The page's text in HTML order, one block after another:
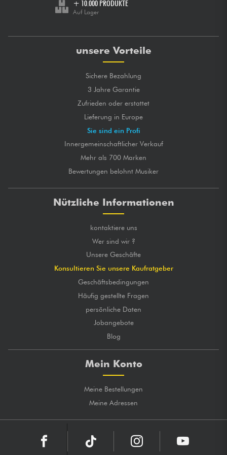
+ 10.000 PRODUKTE
Auf Lager
unsere Vorteile
Sichere Bezahlung
3 Jahre Garantie
Zufrieden oder erstattet
Lieferung in Europe
Sie sind ein Profi
Innergemeinschaftlicher Verkauf
Mehr als 700 Marken
Bewertungen belohnt Musiker
Nützliche Informationen
kontaktiere uns
Wer sind wir ?
Unsere Geschäfte
Konsultieren Sie unsere Kaufratgeber
Geschäftsbedingungen
Häufig gestellte Fragen
persönliche Daten
Jobangebote
Blog
Mein Konto
Meine Bestellungen
Meine Adressen